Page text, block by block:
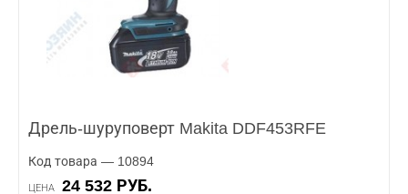
Дрель-шуруповерт Makita DDF453RFE
Код товара — 10894
ЦЕНА 24 532 РУБ.